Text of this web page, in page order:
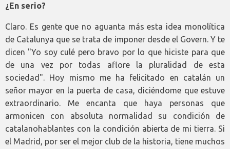
¿En serio?
Claro. Es gente que no aguanta más esta idea monolítica
de Catalunya que se trata de imponer desde el Govern. Y te
dicen "Yo soy culé pero bravo por lo que hiciste para que
de una vez por todas aflore la pluralidad de esta
sociedad". Hoy mismo me ha felicitado en catalán un
señor mayor en la puerta de casa, diciéndome que estuve
extraordinario. Me encanta que haya personas que
armonicen con absoluta normalidad su condición de
catalanohablantes con la condición abierta de mi tierra. Si
el Madrid, por ser el mejor club de la historia, tiene muchos